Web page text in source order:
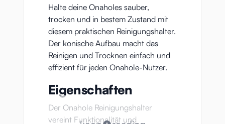
Halte deine Onaholes sauber,
trocken und in bestem Zustand mit
diesem praktischen Reinigungshalter.
Der konische Aufbau macht das
Reinigen und Trocknen einfach und
effizient für jeden Onahole-Nutzer.
Eigenschaften
Der Onahole Reinigungshalter
vereint Funktionalität und